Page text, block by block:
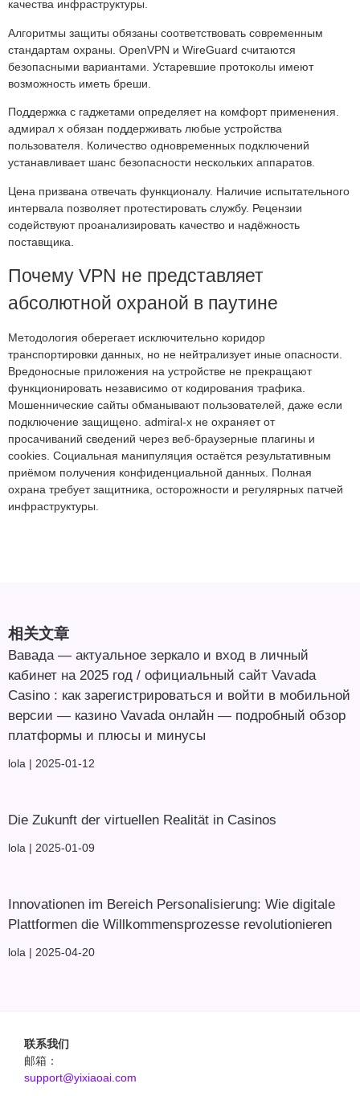
качества инфраструктуры.
Алгоритмы защиты обязаны соответствовать современным
стандартам охраны. OpenVPN и WireGuard считаются
безопасными вариантами. Устаревшие протоколы имеют
возможность иметь бреши.
Поддержка с гаджетами определяет на комфорт применения.
адмирал х обязан поддерживать любые устройства
пользователя. Количество одновременных подключений
устанавливает шанс безопасности нескольких аппаратов.
Цена призвана отвечать функционалу. Наличие испытательного
интервала позволяет протестировать службу. Рецензии
содействуют проанализировать качество и надёжность
поставщика.
Почему VPN не представляет
абсолютной охраной в паутине
Методология оберегает исключительно коридор
транспортировки данных, но не нейтрализует иные опасности.
Вредоносные приложения на устройстве не прекращают
функционировать независимо от кодирования трафика.
Мошеннические сайты обманывают пользователей, даже если
подключение защищено. admiral-x не охраняет от
просачиваний сведений через веб-браузерные плагины и
cookies. Социальная манипуляция остаётся результативным
приёмом получения конфиденциальной данных. Полная
охрана требует защитника, осторожности и регулярных патчей
инфраструктуры.
相关文章
Вавада — актуальное зеркало и вход в личный
кабинет на 2025 год / официальный сайт Vavada
Casino : как зарегистрироваться и войти в мобильной
версии — казино Vavada онлайн — подробный обзор
платформы и плюсы и минусы
lola 2025-01-12
Die Zukunft der virtuellen Realität in Casinos
lola 2025-01-09
Innovationen im Bereich Personalisierung: Wie digitale
Plattformen die Willkommensprozesse revolutionieren
lola 2025-04-20
联系我们
邮箱：
support@yixiaoai.com